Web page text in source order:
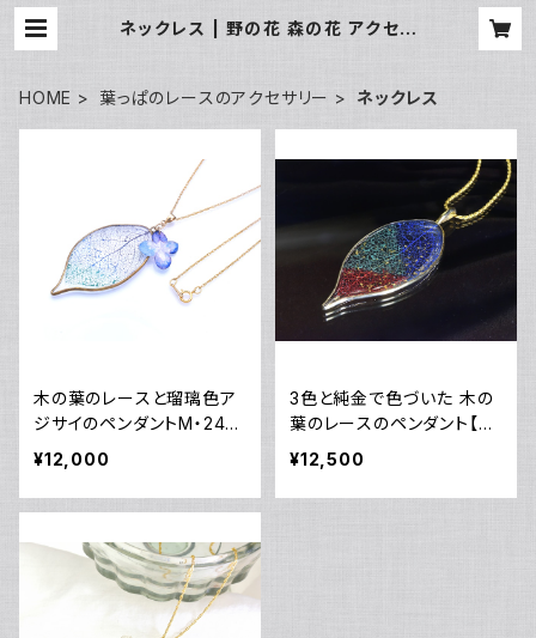
ネックレス | 野の花 森の花 アクセサ
HOME 葉っぱのレースのアクセサリー ネックレス
木の葉のレースと瑠璃色ア
ジサイのペンダントМ・24k
gp・14kgf
¥12,000
3色と純金で色づいた 木の
葉のレースのペンダント【天
然ラピスラズリ・孔雀石・本
朱染】・24kgp(silver950)
¥12,500